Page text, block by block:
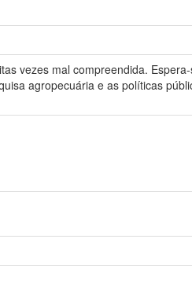
vezes mal compreendida.
agropecuária e as políticas